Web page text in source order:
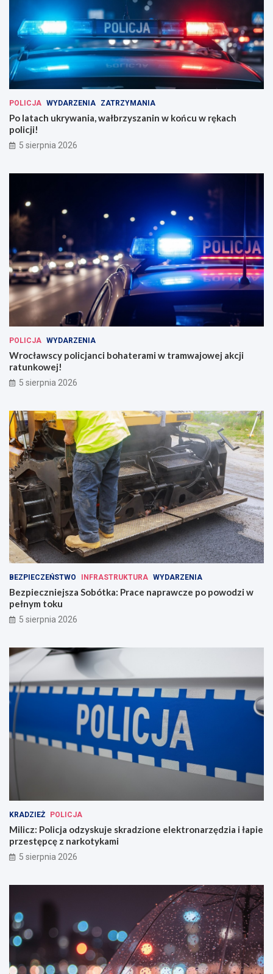
POLICJA WYDARZENIA ZATRZYMANIA
Po latach ukrywania, wałbrzyszanin w końcu w rękach
policji!
5 sierpnia 2026
POLICJA WYDARZENIA
Wrocławscy policjanci bohaterami w tramwajowej akcji
ratunkowej!
5 sierpnia 2026
BEZPIECZEŃSTWO INFRASTRUKTURA WYDARZENIA
Bezpieczniejsza Sobótka: Prace naprawcze po powodzi w
pełnym toku
5 sierpnia 2026
KRADZIEŻ POLICJA
Milicz: Policja odzyskuje skradzione elektronarzędzia i łapie
przestępcę z narkotykami
5 sierpnia 2026